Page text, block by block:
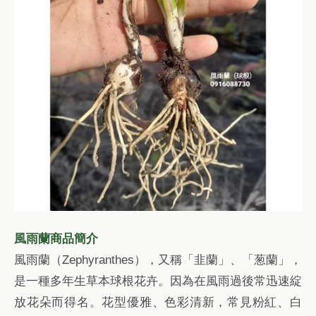
風雨蘭商品簡介
風雨蘭（Zephyranthes），又稱「韭蘭」、「葱蘭」，
是一種多年生草本球根花卉。因為在風雨過後常迅速綻
放花朵而得名。花型優雅、色彩清新，常見粉紅、白